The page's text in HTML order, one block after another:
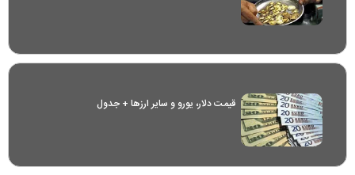
قیمت دلار، یورو و سایر ارز‌ها + جدول